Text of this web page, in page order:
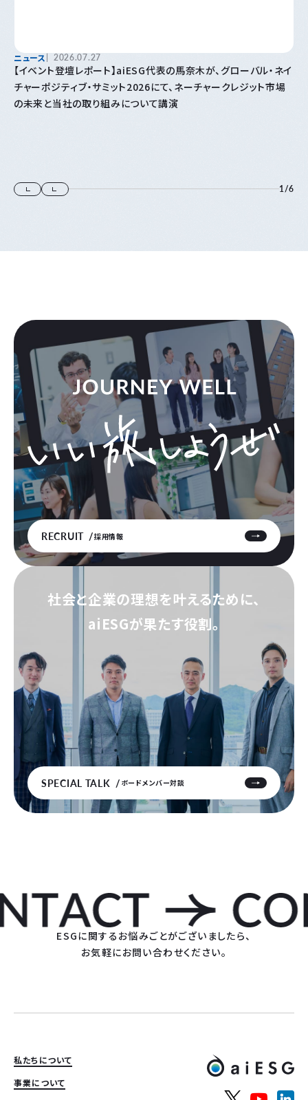
ニュース 2026.07.27
【イベント登壇レポート】aiESG代表の馬奈木が、グローバル・ネイ
チャーポジティブ・サミット2026にて、ネーチャークレジット市場
の未来と当社の取り組みについて講演
1/6
RECRUIT 採用情報
社会と企業の理想を叶えるために、
aiESGが果たす役割。
SPECIAL TALK ボードメンバー対談
ESGに関するお悩みごとがございましたら、
お気軽にお問い合わせください。
私たちについて
事業について